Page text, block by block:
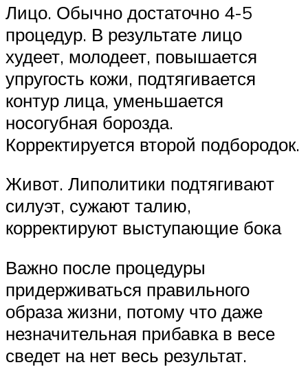
Лицо. Обычно достаточно 4-5
процедур. В результате лицо
худеет, молодеет, повышается
упругость кожи, подтягивается
контур лица, уменьшается
носогубная борозда.
Корректируется второй подбородок.
Живот. Липолитики подтягивают
силуэт, сужают талию,
корректируют выступающие бока
Важно после процедуры
придерживаться правильного
образа жизни, потому что даже
незначительная прибавка в весе
сведет на нет весь результат.